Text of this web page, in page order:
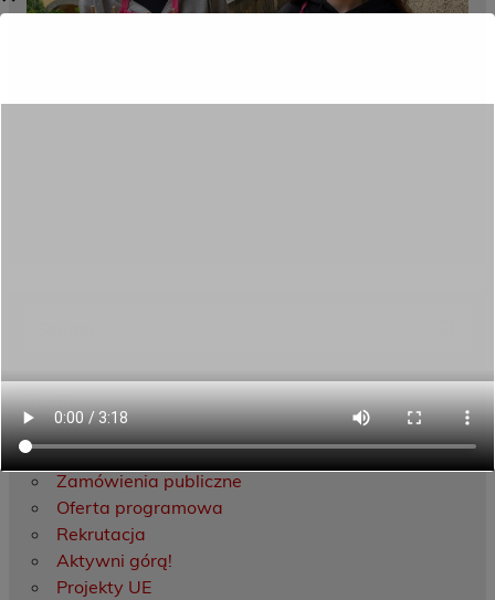
Menu
Dane kontaktowe
Zamówienia publiczne
Oferta programowa
Rekrutacja
Aktywni górą!
Projekty UE